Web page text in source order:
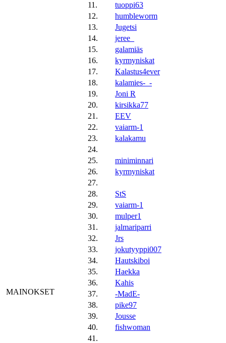
MAINOKSET
11.
tuoppi63
12.
humbleworm
13.
Jugetsi
14.
jeree_
15.
galamiäs
16.
kyrmyniskat
17.
Kalastus4ever
18.
kalamies-_-
19.
Joni R
20.
kirsikka77
21.
EEV
22.
vaiarm-1
23.
kalakamu
24.
25.
miniminnari
26.
kyrmyniskat
27.
28.
StS
29.
vaiarm-1
30.
mulper1
31.
jalmariparri
32.
Jrs
33.
jokutyyppi007
34.
Hautskiboi
35.
Haekka
36.
Kahis
37.
-MadE-
38.
pike97
39.
Jousse
40.
fishwoman
41.